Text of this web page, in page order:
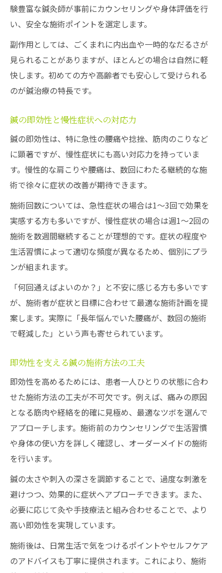
験豊富な鍼灸師が事前にカウンセリングや身体評価を行
い、安全な施術ポイントを選定します。
副作用としては、ごくまれに内出血や一時的なだるさが
見られることがありますが、ほとんどの場合は自然に軽
快します。初めての方や高齢者でも安心して受けられる
のが鍼治療の特長です。
鍼の即効性と慢性症状への対応力
鍼の即効性は、特に急性の腰痛や捻挫、筋肉のこりなど
に顕著ですが、慢性症状にも高い対応力を持っていま
す。慢性的な肩こりや腰痛は、数回にわたる継続的な施
術で徐々に症状の改善が期待できます。
施術回数については、急性症状の場合は1～3回で効果を
実感する方も多いですが、慢性症状の場合は週1～2回の
施術を数週間継続することが理想的です。症状の程度や
生活習慣によって適切な頻度が異なるため、個別にプラ
ンが組まれます。
「何回通えばよいのか？」と不安に感じる方も多いです
が、施術者が症状と目標に合わせて最適な施術計画を提
案します。実際に「長年悩んでいた腰痛が、数回の施術
で軽減した」という声も寄せられています。
即効性を支える鍼の施術方法の工夫
即効性を高めるためには、患者一人ひとりの状態に合わ
せた施術方法の工夫が不可欠です。例えば、痛みの原因
となる筋肉や経絡を的確に見極め、最適なツボを選んで
アプローチします。施術前のカウンセリングで生活習慣
や身体の使い方を詳しく確認し、オーダーメイドの施術
を行います。
鍼の太さや刺入の深さを調節することで、過度な刺激を
避けつつ、効果的に症状へアプローチできます。また、
必要に応じて灸や手技療法と組み合わせることで、より
高い即効性を実現しています。
施術後は、日常生活で気をつけるポイントやセルフケア
のアドバイスも丁寧に提供されます。これにより、施術